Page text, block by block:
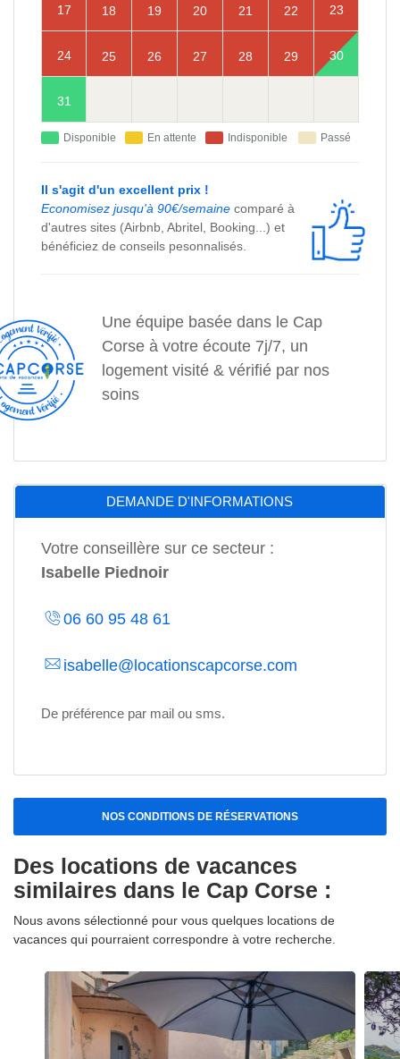
17 18 19 20 21 22 23
24 25 26 27 28 29 30
31
Disponible En attente Indisponible Passé
Il s'agit d'un excellent prix !
Economisez jusqu'à 90€/semaine comparé à
d'autres sites (Airbnb, Abritel, Booking...) et
bénéficiez de conseils pesonnalisés.
Une équipe basée dans le Cap
Corse à votre écoute 7j/7, un
logement visité & vérifié par nos
soins
DEMANDE D'INFORMATIONS
Votre conseillère sur ce secteur :
Isabelle Piednoir
06 60 95 48 61
isabelle@locationscapcorse.com
De préférence par mail ou sms.
NOS CONDITIONS DE RÉSERVATIONS
Des locations de vacances
similaires dans le Cap Corse :
Nous avons sélectionné pour vous quelques locations de
vacances qui pourraient correspondre à votre recherche.